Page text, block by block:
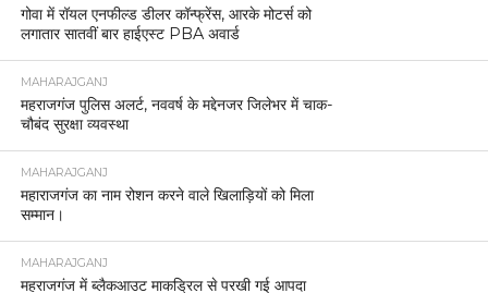
गोवा में रॉयल एनफील्ड डीलर कॉन्फ्रेंस, आरके मोटर्स को
लगातार सातवीं बार हाईएस्ट PBA अवार्ड
MAHARAJGANJ
महराजगंज पुलिस अलर्ट, नववर्ष के मद्देनजर जिलेभर में चाक-
चौबंद सुरक्षा व्यवस्था
MAHARAJGANJ
महाराजगंज का नाम रोशन करने वाले खिलाड़ियों को मिला
सम्मान।
MAHARAJGANJ
महराजगंज में ब्लैकआउट माकड्रिल से परखी गई आपदा